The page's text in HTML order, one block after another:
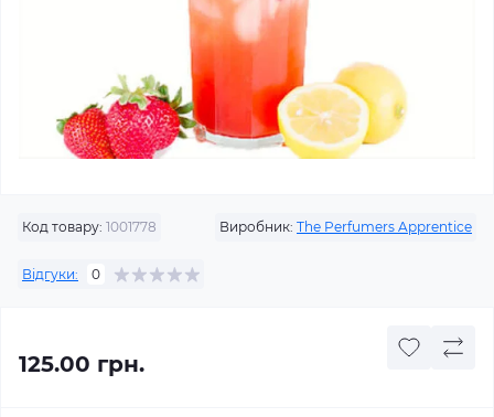
Код товару: 1001778 Виробник: The Perfumers Apprentice
Відгуки: 0
125.00 грн.